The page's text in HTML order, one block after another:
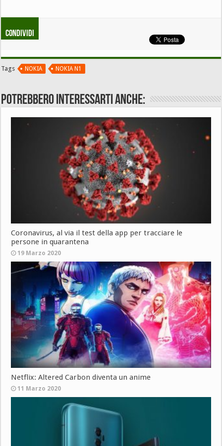
Condividi
Tags NOKIA NOKIA N1
Potrebbero interessarti anche:
Coronavirus, al via il test della app per tracciare le
persone in quarantena
19 Marzo 2020
Netflix: Altered Carbon diventa un anime
11 Marzo 2020